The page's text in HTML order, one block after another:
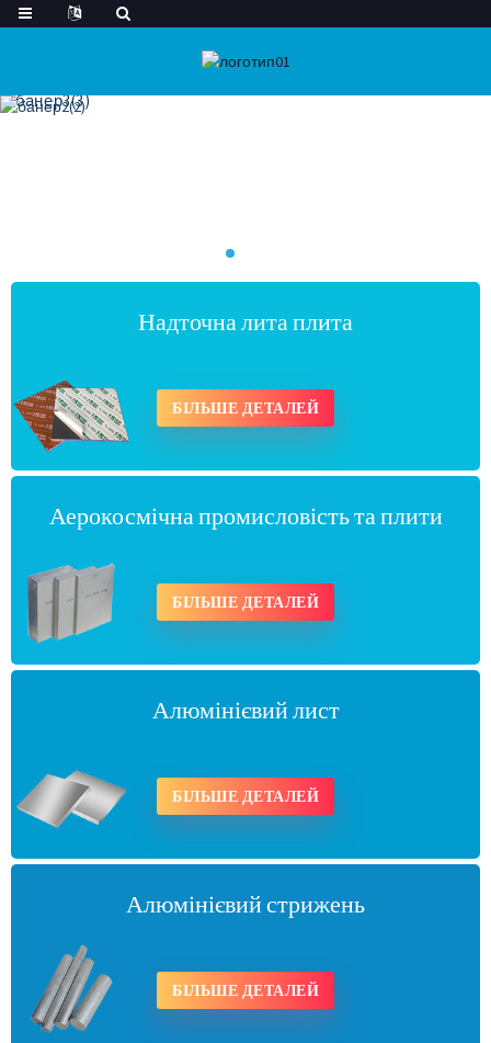
Надточна лита плита
БІЛЬШЕ ДЕТАЛЕЙ
Аерокосмічна промисловість та плити
БІЛЬШЕ ДЕТАЛЕЙ
Алюмінієвий лист
БІЛЬШЕ ДЕТАЛЕЙ
Алюмінієвий стрижень
БІЛЬШЕ ДЕТАЛЕЙ